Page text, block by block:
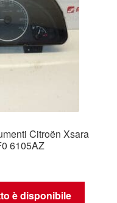
Citroën Xsara
6105AZ
è disponibile